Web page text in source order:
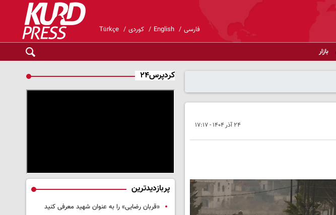
فارسی English کوردی Türkçe
بازار
۲۴ آذر ۱۴۰۴ - ۱۷:۱۷
کردپرس۲۴
پربازدیدترین
«قربان رضایی» را به عنوان شهید معرفی کنید